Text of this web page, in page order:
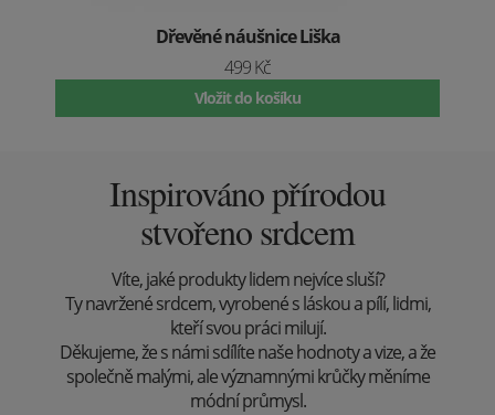
Dřevěné náušnice Liška
499 Kč
Vložit do košíku
Inspirováno přírodou
stvořeno srdcem
Víte, jaké produkty lidem nejvíce sluší?
Ty navržené srdcem, vyrobené s láskou a pílí, lidmi,
kteří svou práci milují.
Děkujeme, že s námi sdílíte naše hodnoty a vize, a že
společně malými, ale významnými krůčky měníme
módní průmysl.